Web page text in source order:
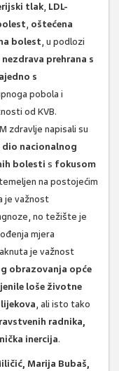
tlak, LDL-
, oštećena
bolest, u podlozi
nezdrava prehrana s
s
pobola i
od KVB.
zdravlje napisali su
dio nacionalnog
bolesti s fokusom
na postojećim
je važnost
no težište je
mjera
je važnost
obrazovanja opće
loše životne
, ali isto tako
radnika,
inercija.
Marija Bubaš,